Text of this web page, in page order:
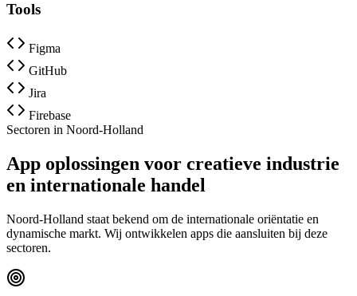
Tools
Figma
GitHub
Jira
Firebase
Sectoren in Noord-Holland
App oplossingen voor creatieve industrie
en internationale handel
Noord-Holland staat bekend om de internationale oriëntatie en
dynamische markt. Wij ontwikkelen apps die aansluiten bij deze
sectoren.